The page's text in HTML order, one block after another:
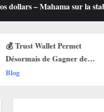
dollars – Mahama sur la
🔥 La Fonction Sell Limit
Débarque sur les Wallets
Web3 : Voici Pourquoi Ça
Blog